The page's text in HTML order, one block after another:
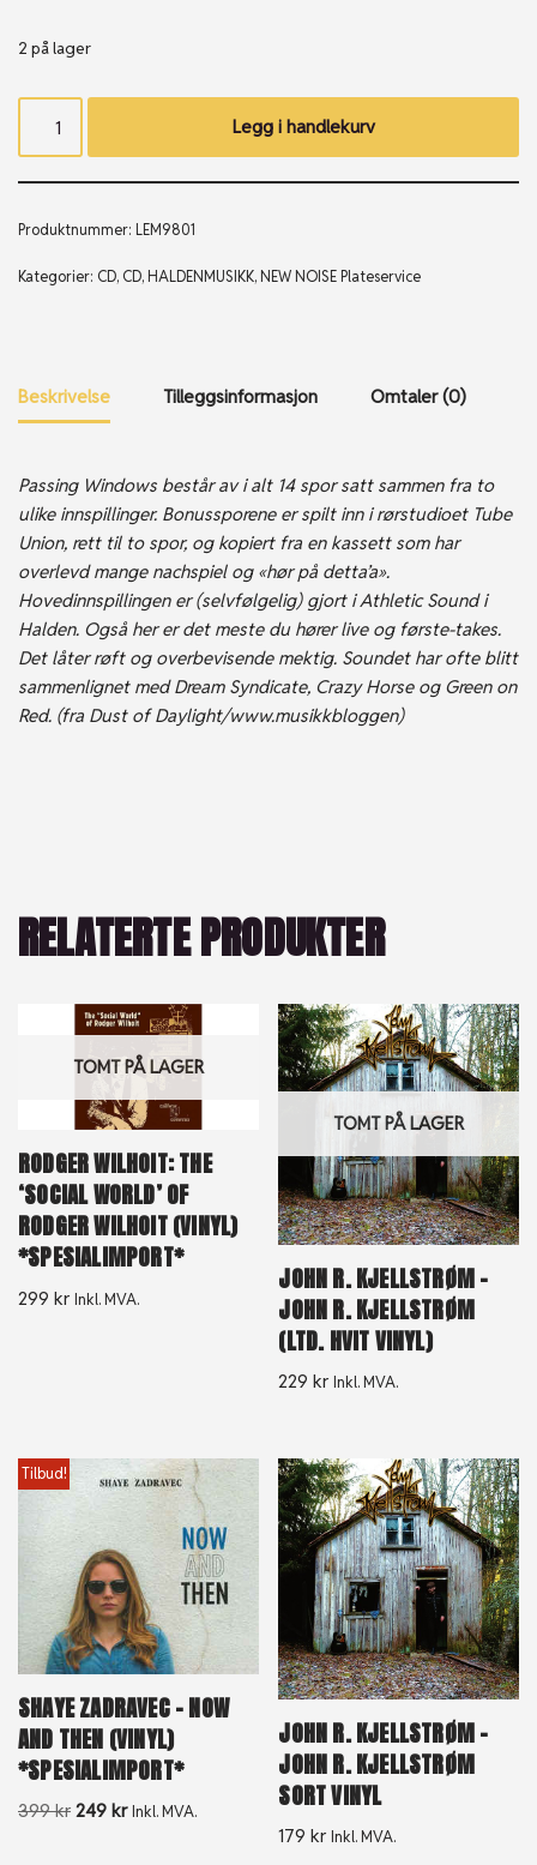
2 på lager
Legg i handlekurv
Produktnummer: LEM9801
Kategorier: CD, CD, HALDENMUSIKK, NEW NOISE Plateservice
Beskrivelse Tilleggsinformasjon Omtaler (0)
Passing Windows består av i alt 14 spor satt sammen fra to
ulike innspillinger. Bonussporene er spilt inn i rørstudioet Tube
Union, rett til to spor, og kopiert fra en kassett som har
overlevd mange nachspiel og «hør på detta’a».
Hovedinnspillingen er (selvfølgelig) gjort i Athletic Sound i
Halden. Også her er det meste du hører live og første-takes.
Det låter røft og overbevisende mektig. Soundet har ofte blitt
sammenlignet med Dream Syndicate, Crazy Horse og Green on
Red. (fra Dust of Daylight/www.musikkbloggen)
RELATERTE PRODUKTER
TOMT PÅ LAGER
RODGER WILHOIT: THE
‘SOCIAL WORLD’ OF
RODGER WILHOIT (VINYL)
*SPESIALIMPORT*
299 kr Inkl. MVA.
TOMT PÅ LAGER
JOHN R. KJELLSTRØM –
JOHN R. KJELLSTRØM
(LTD. HVIT VINYL)
229kr Inkl. MVA.
Tilbud!
SHAYE ZADRAVEC – NOW
AND THEN (VINYL)
*SPESIALIMPORT*
399kr 249 kr Inkl. MVA.
JOHN R. KJELLSTRØM –
JOHN R. KJELLSTRØM
SORT VINYL
179kr Inkl. MVA.